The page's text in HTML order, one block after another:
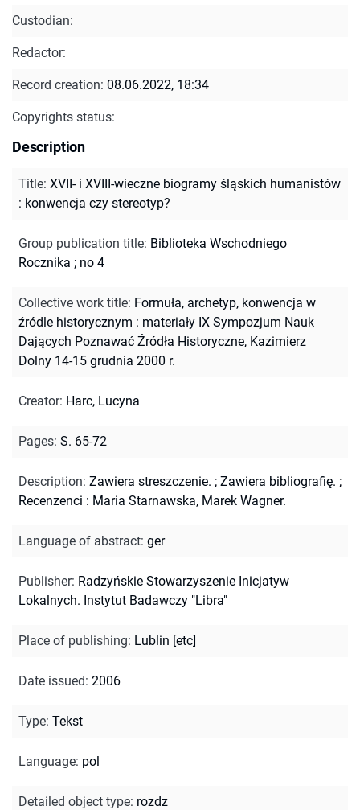
Custodian:
Redactor:
Record creation: 08.06.2022, 18:34
Copyrights status:
Description
Title: XVII- i XVIII-wieczne biogramy śląskich humanistów
: konwencja czy stereotyp?
Group publication title: Biblioteka Wschodniego
Rocznika ; no 4
Collective work title: Formuła, archetyp, konwencja w
źródle historycznym : materiały IX Sympozjum Nauk
Dających Poznawać Źródła Historyczne, Kazimierz
Dolny 14-15 grudnia 2000 r.
Creator: Harc, Lucyna
Pages: S. 65-72
Description: Zawiera streszczenie. ; Zawiera bibliografię. ;
Recenzenci : Maria Starnawska, Marek Wagner.
Language of abstract: ger
Publisher: Radzyńskie Stowarzyszenie Inicjatyw
Lokalnych. Instytut Badawczy "Libra"
Place of publishing: Lublin [etc]
Date issued: 2006
Type: Tekst
Language: pol
Detailed object type: rozdz